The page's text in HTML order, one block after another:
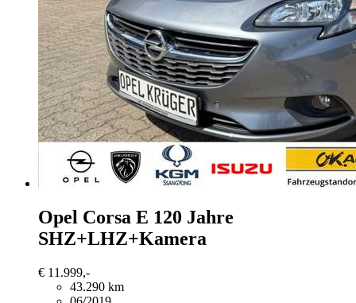
Opel Corsa E 120 Jahre
SHZ+LHZ+Kamera
€ 11.999,-
43.290 km